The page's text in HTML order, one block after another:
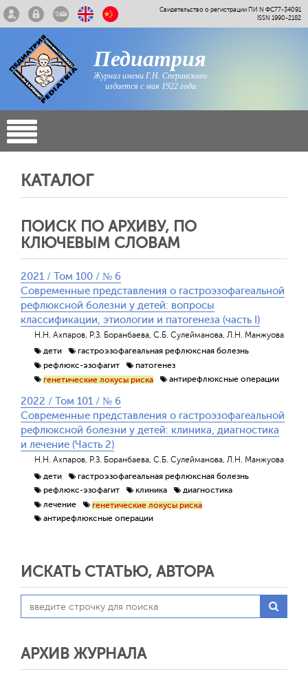
Свидетельство о регистрации ПИ N ФС77-34091
ISSN 1990-2182
Педиатрия
Журнал имени Г.Н. Сперанского
издается с мая 1922 года
КАТАЛОГ
ПОИСК ПО АРХИВУ, ПО
КЛЮЧЕВЫМ СЛОВАМ
2021 / Том 100 / № 6
Современные представления о гастроэзофагеальной
рефлюксной болезни у детей: вопросы
классификации, этиологии и патогенеза (часть I)
Н.Н. Ахпаров, Р.З. Боранбаева, С.Б. Сулейманова, Л.Н. Манжуова
дети
гастроэзофагеальная рефлюксная болезнь
рефлюкс-эзофагит
патогенез
генетические локусы риска
антирефлюксные операции
2022 / Том 101 / № 6
Современные представления о гастроэзофагеальной
рефлюксной болезни у детей: клиника, диагностика
и лечение (Часть 2)
Н.Н. Ахпаров, Р.З. Боранбаева, С.Б. Сулейманова, Л.Н. Манжуова
дети
гастроэзофагеальная рефлюксная болезнь
рефлюкс-эзофагит
клиника
диагностика
лечение
генетические локусы риска
антирефлюксные операции
ИСКАТЬ СТАТЬЮ, АВТОРА
АРХИВ ЖУРНАЛА